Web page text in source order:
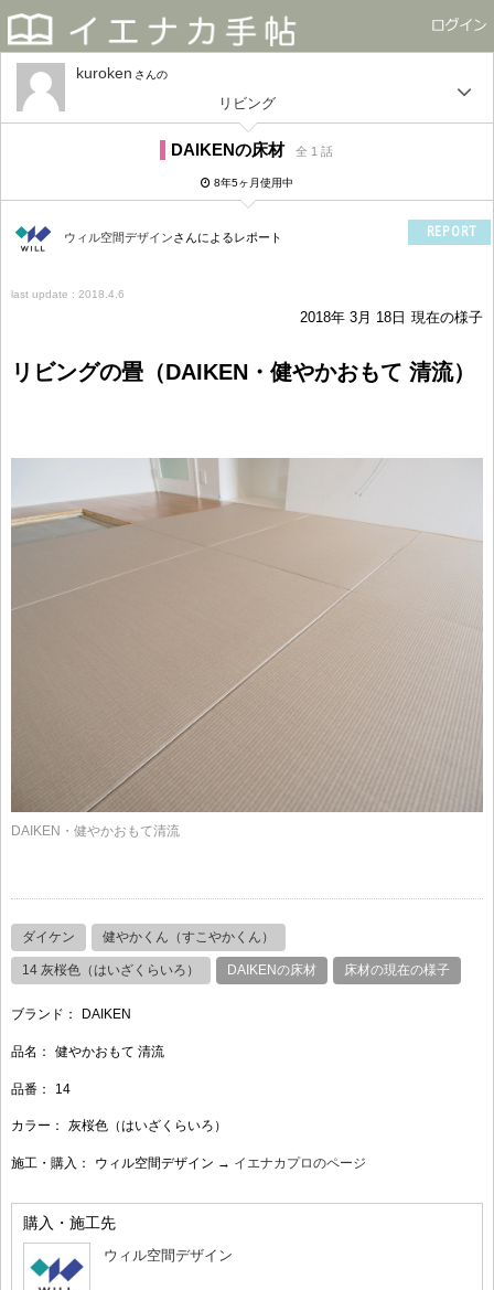
kuroken さん
リビング
DAIKENの床材 全 1 話
8年5ヶ月使用中
ウィル空間デザインさんによるレポート REPORT
last update : 2018.4.6
2018年 3月 18日 現在の様子
リビングの畳（DAIKEN・健やかおもて 清流）
DAIKEN・健やかおもて清流
ダイケン 健やかくん（すこやかくん）
14 灰桜色（はいざくらいろ） DAIKENの床材 床材の現在の様子
ブランド： DAIKEN
品名： 健やかおもて 清流
品番： 14
カラー： 灰桜色（はいざくらいろ）
施工・購入： ウィル空間デザイン → イエナカプロのページ
購入・施工先
ウィル空間デザイン